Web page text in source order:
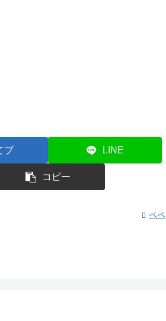
ブ LINE
コピー
ペペ